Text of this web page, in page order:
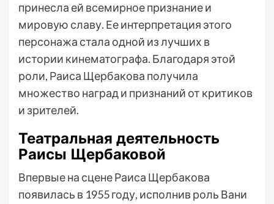
принесла ей всемирное признание и
мировую славу. Ее интерпретация этого
персонажа стала одной из лучших в
истории кинематографа. Благодаря этой
роли, Раиса Щербакова получила
множество наград и признаний от критиков
и зрителей.
Театральная деятельность
Раисы Щербаковой
Впервые на сцене Раиса Щербакова
появилась в 1955 году, исполнив роль Вани